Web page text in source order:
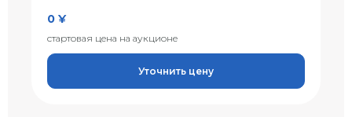
0 ¥
стартовая цена на аукционе
Уточнить цену